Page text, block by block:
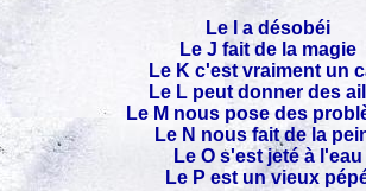
Le I a désobéi
Le J fait de la magie
Le K c'est vraiment un
Le L peut donner des
Le M nous pose des
Le N nous fait de la
Le O s'est jeté à l'eau
Le P est un vieux